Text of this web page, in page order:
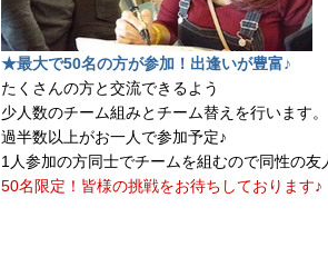
★最大で50名の方が参加！出逢いが豊富♪
たくさんの方と交流できるよう
少人数のチーム組みとチーム替えを行います。
過半数以上がお一人で参加予定♪
1人参加の方同士でチームを組むので同性の友
50名限定！皆様の挑戦をお待ちしております♪